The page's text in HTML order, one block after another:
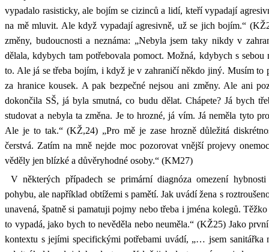
vypadalo rasisticky, ale bojím se cizinců a lidí, kteří vypadají
na mě mluvit. Ale když vypadají agresivně, už se jich bojím.“
změny, budoucnosti a neznáma: „Nebyla jsem taky nikdy v
dělala, kdybych tam potřebovala pomoct. Možná, kdybych s
to. Ale já se třeba bojím, i když je v zahraničí někdo jiný. Musím to
za hranice kousek. A pak bezpečné nejsou ani změny. Ale ani
dokončila SŠ, já byla smutná, co budu dělat. Chápete? Já bych
studovat a nebyla ta změna. Je to hrozné, já vím. Já neměla tyto
Ale je to tak.“ (KŽ,24) „Pro mě je zase hrozně důležitá
čerstvá. Zatím na mně nejde moc pozorovat vnější projevy
věděly jen blízké a důvěryhodné osoby.“ (KM27)
V některých případech se primární diagnóza omezení
pohybu, ale například obtížemi s pamětí. Jak uvádí žena s
unavená, špatně si pamatuji pojmy nebo třeba i jména kolegů.
to vypadá, jako bych to nevěděla nebo neuměla.“ (KŽ25) Jako
kontextu s jejími specifickými potřebami uvádí, „… jsem sanitářka